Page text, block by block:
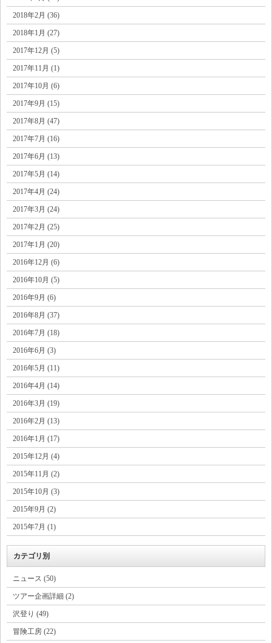
2018年2月 (36)
2018年1月 (27)
2017年12月 (5)
2017年11月 (1)
2017年10月 (6)
2017年9月 (15)
2017年8月 (47)
2017年7月 (16)
2017年6月 (13)
2017年5月 (14)
2017年4月 (24)
2017年3月 (24)
2017年2月 (25)
2017年1月 (20)
2016年12月 (6)
2016年10月 (5)
2016年9月 (6)
2016年8月 (37)
2016年7月 (18)
2016年6月 (3)
2016年5月 (11)
2016年4月 (14)
2016年3月 (19)
2016年2月 (13)
2016年1月 (17)
2015年12月 (4)
2015年11月 (2)
2015年10月 (3)
2015年9月 (2)
2015年7月 (1)
カテゴリ別
ニュース (50)
ツアー企画詳細 (2)
沢登り (49)
冒険工房 (22)